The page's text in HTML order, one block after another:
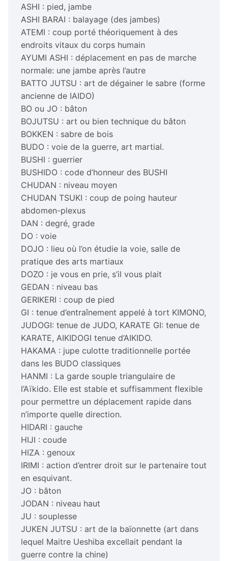
ASHI : pied, jambe
ASHI BARAI : balayage (des jambes)
ATEMI : coup porté théoriquement à des
endroits vitaux du corps humain
AYUMI ASHI : déplacement en pas de marche
normale: une jambe après l’autre
BATTO JUTSU : art de dégainer le sabre (forme
ancienne de IAIDO)
BO ou JO : bâton
BOJUTSU : art ou bien technique du bâton
BOKKEN : sabre de bois
BUDO : voie de la guerre, art martial.
BUSHI : guerrier
BUSHIDO : code d’honneur des BUSHI
CHUDAN : niveau moyen
CHUDAN TSUKI : coup de poing hauteur
abdomen-plexus
DAN : degré, grade
DO : voie
DOJO : lieu où l’on étudie la voie, salle de
pratique des arts martiaux
DOZO : je vous en prie, s’il vous plait
GEDAN : niveau bas
GERIKERI : coup de pied
GI : tenue d’entraînement appelé à tort KIMONO,
JUDOGI: tenue de JUDO, KARATE GI: tenue de
KARATE, AIKIDOGI tenue d’AIKIDO.
HAKAMA : jupe culotte traditionnelle portée
dans les BUDO classiques
HANMI : La garde souple triangulaire de
l’Aïkido. Elle est stable et suffisamment flexible
pour permettre un déplacement rapide dans
n’importe quelle direction.
HIDARI : gauche
HIJI : coude
HIZA : genoux
IRIMI : action d’entrer droit sur le partenaire tout
en esquivant.
JO : bâton
JODAN : niveau haut
JU : souplesse
JUKEN JUTSU : art de la baïonnette (art dans
lequel Maitre Ueshiba excellait pendant la
guerre contre la chine)